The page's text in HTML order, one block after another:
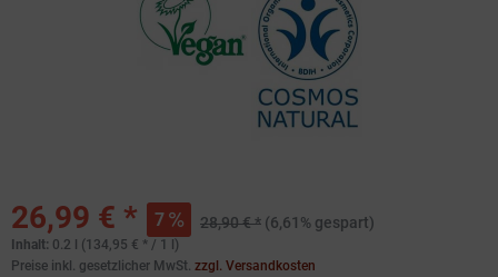
26,99 € * 7 28,90 € * (6,61% gespart)
Inhalt: 0.2 l (134,95 € * / 1 l)
Preise inkl. gesetzlicher MwSt. zzgl. Versandkosten